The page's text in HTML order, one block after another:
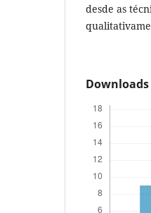
desde as
Downloads